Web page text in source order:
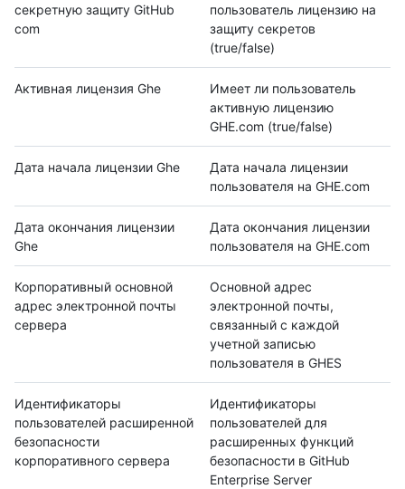
секретную защиту GitHub
com
пользователь лицензию на
защиту секретов
(true/false)
Активная лицензия Ghe
Имеет ли пользователь
активную лицензию
GHE.com (true/false)
Дата начала лицензии Ghe
Дата начала лицензии
пользователя на GHE.com
Дата окончания лицензии
Ghe
Дата окончания лицензии
пользователя на GHE.com
Корпоративный основной
адрес электронной почты
сервера
Основной адрес
электронной почты,
связанный с каждой
учетной записью
пользователя в GHES
Идентификаторы
пользователей расширенной
безопасности
корпоративного сервера
Идентификаторы
пользователей для
расширенных функций
безопасности в GitHub
Enterprise Server